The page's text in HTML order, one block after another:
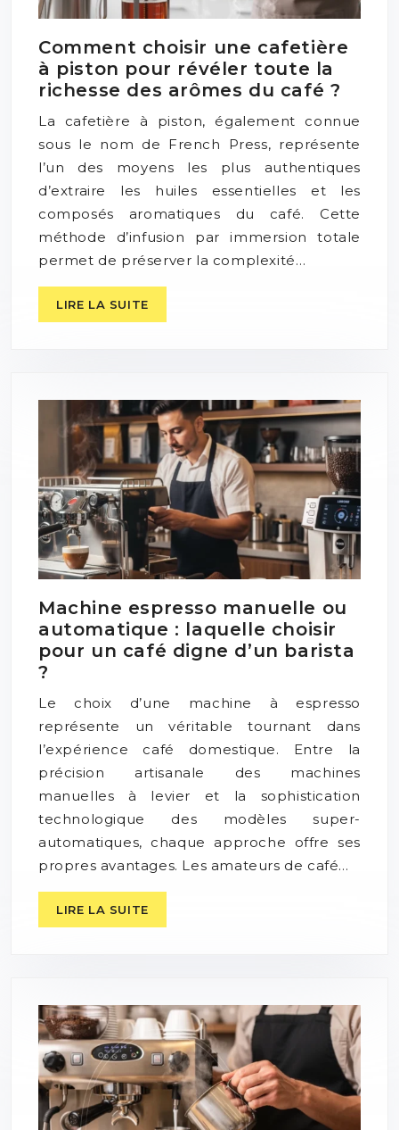
Comment choisir une cafetière
à piston pour révéler toute la
richesse des arômes du café ?
La cafetière à piston, également connue
sous le nom de French Press, représente
l’un des moyens les plus authentiques
d’extraire les huiles essentielles et les
composés aromatiques du café. Cette
méthode d’infusion par immersion totale
permet de préserver la complexité…
LIRE LA SUITE
Machine espresso manuelle ou
automatique : laquelle choisir
pour un café digne d’un barista
?
Le choix d’une machine à espresso
représente un véritable tournant dans
l’expérience café domestique. Entre la
précision artisanale des machines
manuelles à levier et la sophistication
technologique des modèles super-
automatiques, chaque approche offre ses
propres avantages. Les amateurs de café…
LIRE LA SUITE